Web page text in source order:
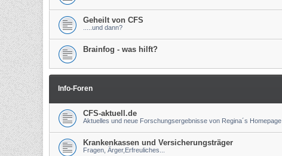
Geheilt von CFS
.....und dann?
Brainfog - was hilft?
Info-Foren
CFS-aktuell.de
Aktuelles und neue Forschungsergebnisse von Regina´s Homepage
Krankenkassen und Versicherungsträger
Fragen, Ärger,Erfreuliches...